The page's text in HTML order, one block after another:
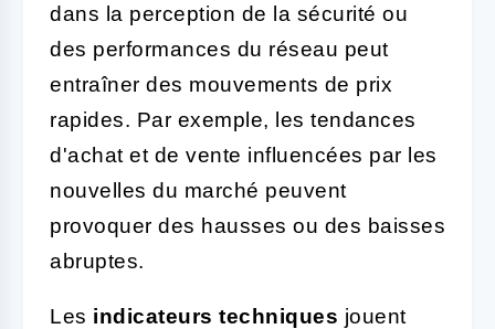
dans la perception de la sécurité ou
des performances du réseau peut
entraîner des mouvements de prix
rapides. Par exemple, les tendances
d'achat et de vente influencées par les
nouvelles du marché peuvent
provoquer des hausses ou des baisses
abruptes.
Les indicateurs techniques jouent